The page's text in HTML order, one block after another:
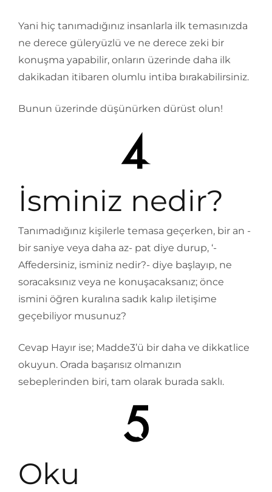
Yani hiç tanımadığınız insanlarla ilk temasınızda
ne derece güleryüzlü ve ne derece zeki bir
konuşma yapabilir, onların üzerinde daha ilk
dakikadan itibaren olumlu intiba bırakabilirsiniz.
Bunun üzerinde düşünürken dürüst olun!
İsminiz nedir?
Tanımadığınız kişilerle temasa geçerken, bir an -
bir saniye veya daha az- pat diye durup, ‘-
Affedersiniz, isminiz nedir?- diye başlayıp, ne
soracaksınız veya ne konuşacaksanız; önce
ismini öğren kuralına sadık kalıp iletişime
geçebiliyor musunuz?
Cevap Hayır ise; Madde3’ü bir daha ve dikkatlice
okuyun. Orada başarısız olmanızın
sebeplerinden biri, tam olarak burada saklı.
Oku